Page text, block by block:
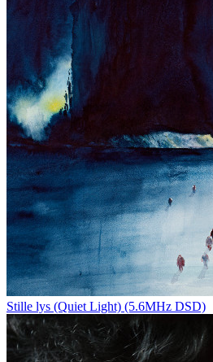
Stille lys (Quiet Light) (5.6MHz DSD)